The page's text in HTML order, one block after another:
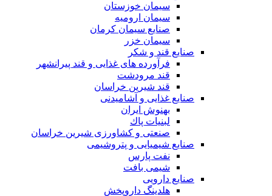
سیمان خوزستان
سیمان ارومیه
صنایع سیمان کرمان
سیمان خزر
صنایع قند و شکر
فرآورده های غذایی و قند پیرانشهر
قند مرودشت
قند شیرین خراسان
صنایع غذايی و آشاميدنی
بهنوش ایران
لبنيات پاك
صنعتی و کشاورزی شیرین خراسان
صنایع شیمیایی و پتروشیمی
نفت پارس
شیمی بافت
صنایع دارویی
هلدینگ داروپخش